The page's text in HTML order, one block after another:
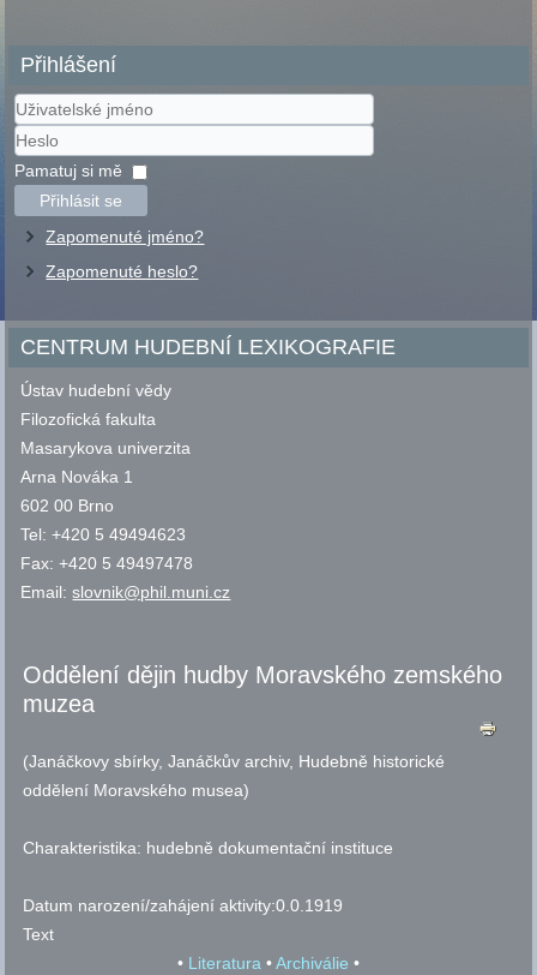
Přihlášení
Uživatelské
jméno
Heslo
Pamatuj si mě
Přihlásit se
Zapomenuté jméno?
Zapomenuté heslo?
CENTRUM HUDEBNÍ LEXIKOGRAFIE
Ústav hudební vědy
Filozofická fakulta
Masarykova univerzita
Arna Nováka 1
602 00 Brno
Tel: +420 5 49494623
Fax: +420 5 49497478
Email:slovnik@phil.muni.cz
Oddělení dějin hudby Moravského zemského
muzea
(Janáčkovy sbírky, Janáčkův archiv, Hudebně historické
oddělení Moravského musea)
Charakteristika: hudebně dokumentační instituce
Datum narození/zahájení aktivity:0.0.1919
Text
• Literatura •Archiválie •